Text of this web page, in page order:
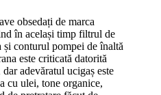
obsedați de marca
în același timp filtrul de
conturul pompei de înaltă
este criticată datorită
adevăratul ucigaș este
cu ulei, tone organice,